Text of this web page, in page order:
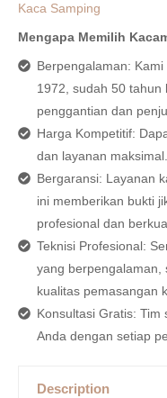
Kaca Samping
Mengapa Memilih
Berpengalaman:
1972, sudah 50 tahun
penggantian dan
Harga Kompetitif:
dan layanan maksimal.
Bergaransi: Layanan
ini memberikan bukti
profesional dan
Teknisi Profesional:
yang berpengalaman,
kualitas pemasangan
Konsultasi Gratis: Tim
Anda dengan setiap
Description